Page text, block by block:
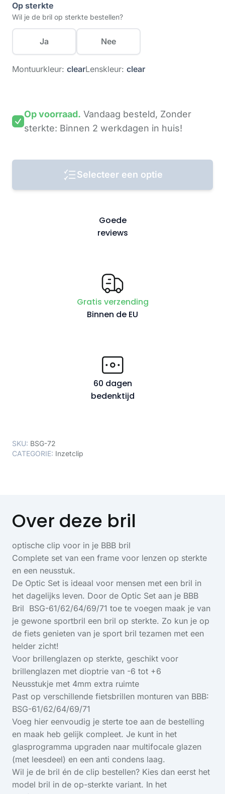
Op sterkte
Wil je de bril op sterkte bestellen?
Ja Nee
Montuurkleur: clearLenskleur: clear
Op voorraad. Vandaag besteld, Zonder
sterkte: Binnen 2 werkdagen in huis!
Selecteer een optie
Goede
reviews
Gratis verzending
Binnen de EU
60 dagen
bedenktijd
SKU: BSG-72
CATEGORIE: Inzetclip
Over deze bril
optische clip voor in je BBB bril
Complete set van een frame voor lenzen op sterkte
en een neusstuk.
De Optic Set is ideaal voor mensen met een bril in
het dagelijks leven. Door de Optic Set aan je BBB
Bril BSG-61/62/64/69/71 toe te voegen maak je van
je gewone sportbril een bril op sterkte. Zo kun je op
de fiets genieten van je sport bril tezamen met een
helder zicht!
Voor brillenglazen op sterkte, geschikt voor
brillenglazen met dioptrie van -6 tot +6
Neusstukje met 4mm extra ruimte
Past op verschillende fietsbrillen monturen van BBB:
BSG-61/62/64/69/71
Voeg hier eenvoudig je sterte toe aan de bestelling
en maak heb gelijk compleet. Je kunt in het
glasprogramma upgraden naar multifocale glazen
(met leesdeel) en een anti condens laag.
Wil je de bril én de clip bestellen? Kies dan eerst het
model bril in de op-sterkte variant. In het